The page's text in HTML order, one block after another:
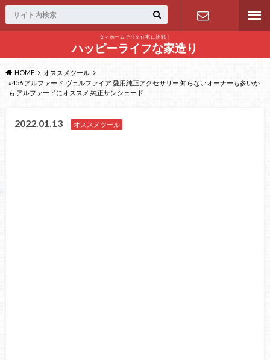
タマホームで注文住宅に挑戦！
ハッピーライフな家造り問い合わせ
HOME
オススメツール
#456 アルファード ヴェルファイア 愛用純正アクセサリー 知らないオーナーも多いか
も アルファードにオススメ 純正サンシェード
2022.01.13 オススメツール